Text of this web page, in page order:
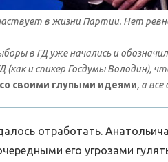
в жизни Партии. Нет
в ГД уже начались и
(как и спикер Госдумы Володин),
своими глупыми идеями, а
отработать.
его угрозами